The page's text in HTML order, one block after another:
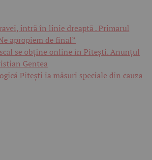
intră în linie dreaptă . Primarul
apropiem de final”
se obține online în Pitești. Anunțul
Gentea
Pitești ia măsuri speciale din cauza